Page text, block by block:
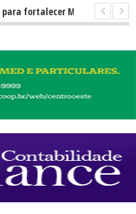
Minas e Pará de